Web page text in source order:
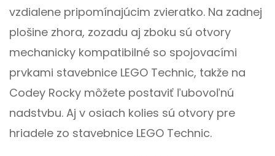
vzdialene pripomínajúcim zvieratko. Na zadnej
plošine zhora, zozadu aj zboku sú otvory
mechanicky kompatibilné so spojovacími
prvkami stavebnice LEGO Technic, takže na
Codey Rocky môžete postaviť ľubovoľnú
nadstvbu. Aj v osiach kolies sú otvory pre
hriadele zo stavebnice LEGO Technic.